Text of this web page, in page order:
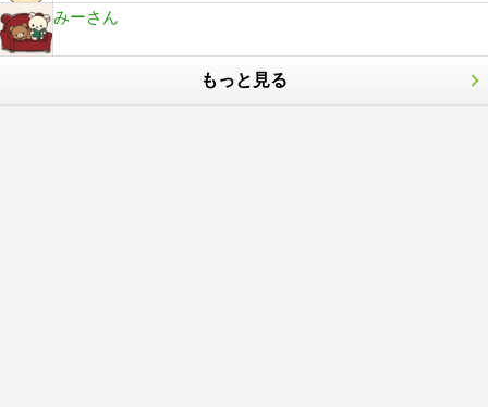
みーさん
もっと見る